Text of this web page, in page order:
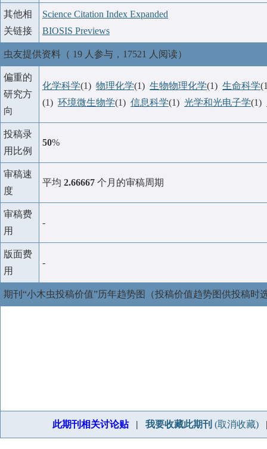
其他相
关链接
Science Citation Index Expanded
BIOSIS Previews
虫友提供资料（ 19 人参与，17521 人阅读）
偏重的
研究方
向
化学科学(1) 物理化学(1) 生物物理化学(1) 生命科学
(1) 环境微生物学(1) 信息科学(1) 光学和光电子学(1)
投稿录
用比例
50%
审稿速
度
平均 2.66667 个月的审稿周期
审稿费
用
-
版面费
用
-
期刊“小木虫投稿价值”历年趋势图（投稿价值趋势图供投稿时
此期刊相关讨论贴| 我要收藏此期刊 (取消收藏)